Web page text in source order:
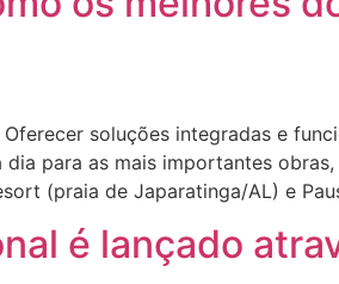
soluções integradas e
para as mais importantes
(praia de Japaratinga/AL) e
é lançado